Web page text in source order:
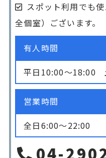
スポット利用でも
全個室）ございます。
有人時間
平日10:00〜18:00
営業時間
全日6:00〜22:00
04-